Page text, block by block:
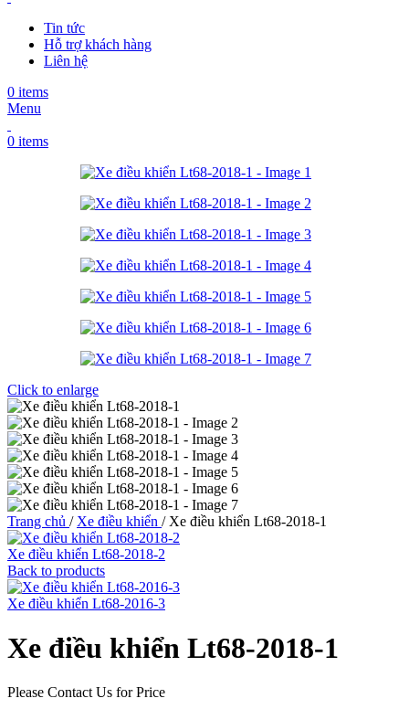
Tin tức
Hỗ trợ khách hàng
Liên hệ
0 items
Menu
0 items
Click to enlarge
Trang chủ / Xe điều khiển / Xe điều khiển Lt68-2018-1
Xe điều khiển Lt68-2018-2
Back to products
Xe điều khiển Lt68-2016-3
Xe điều khiển Lt68-2018-1
Please Contact Us for Price